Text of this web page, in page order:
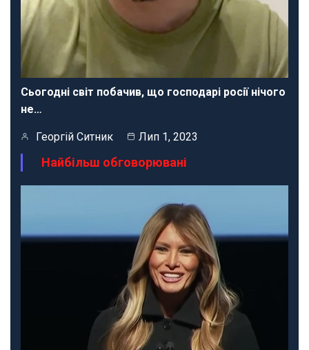
Сьогодні світ побачив, що господарі росії нічого
не…
Георгій Ситник Лип 1, 2023
Найбільш обговорювані